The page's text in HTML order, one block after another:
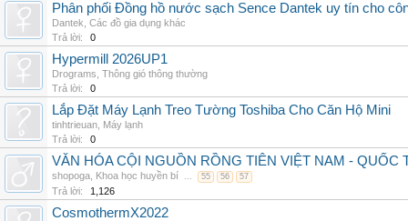
Phân phối Đồng hồ nước sạch Sence Dantek uy tín cho
Dantek Các đồ gia dụng khác
Trả lời:
0
Hypermill 2026UP1
Drograms Thông gió thông thường
Trả lời:
0
Lắp Đặt Máy Lạnh Treo Tường Toshiba Cho Căn Hộ Mini
tinhtrieuan Máy lạnh
Trả lời:
0
VĂN HÓA CỘI NGUỒN RỒNG TIÊN VIỆT NAM -
shopoga Khoa học huyền bí ... 55 56 57
Trả lời: 1,126
CosmothermX2022